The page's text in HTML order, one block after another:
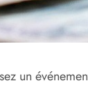
un